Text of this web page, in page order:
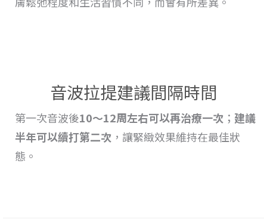
音波拉提建議間隔時間
第一次音波後10～12周左右可以再治療一次 ； 建議
半年可以續打第二次 ，讓緊緻效果維持在最佳狀
態。